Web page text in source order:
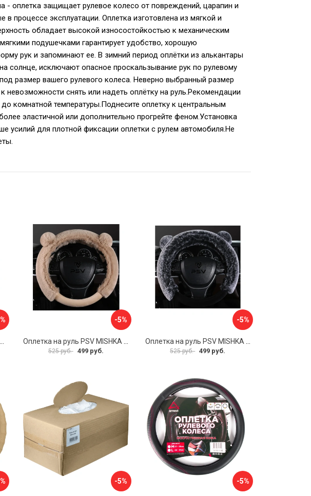
- оплетка защищает рулевое колесо от повреждений, царапин и
процессе эксплуатации. Оплетка изготовлена из мягкой и
обладает высокой износостойкостью к механическим
подушечками гарантирует удобство, хорошую
рук и запоминают ее. В зимний период оплётки из алькантары
солнце, исключают опасное проскальзывание рук по рулевому
размер вашего рулевого колеса. Неверно выбранный размер
невозможности снять или надеть оплётку на руль.Рекомендации
комнатной температуры.Поднесите оплетку к центральным
эластичной или дополнительно прогрейте феном.Установка
усилий для плотной фиксации оплетки с рулем автомобиля.Не
-5%
525 руб. 499 руб.
-5%
525 руб. 499 руб.
-5% -5%